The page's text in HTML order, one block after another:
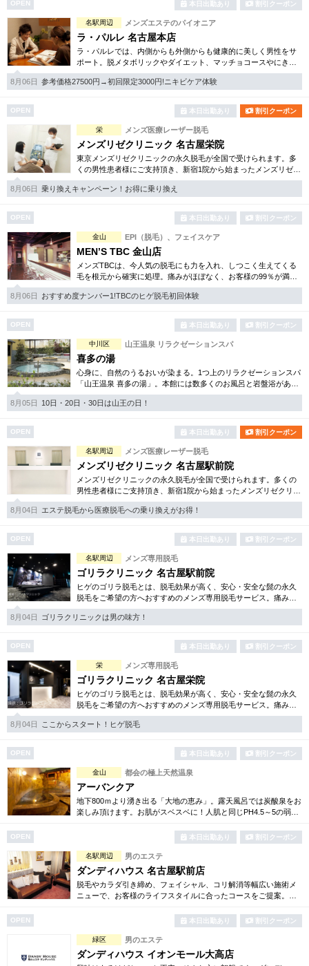
OPEN 本日出勤あり 割引クーポン
名駅周辺 メンズエステのパイオニア
ラ・パルレ 名古屋本店
ラ・パルレでは、内側からも外側からも健康的に美しく男性をサ
ポート。脱メタボリックやダイエット、マッチョコースやにきび
内外コース、アロマトリートメント等多彩なメニューをご用意。
お得な体験コースも多数！
8月06日 参考価格27500円→初回限定3000円!ニキビケア体験
OPEN 本日出勤あり 割引クーポン
栄 メンズ医療レーザー脱毛
メンズリゼクリニック 名古屋栄院
東京メンズリゼクリニックの永久脱毛が全国で受けられます。多
くの男性患者様にご支持頂き、新宿1院から始まったメンズリゼク
リニックが、現在では提携院含め全国10院を展開するクリニック
になりました。
8月06日 乗り換えキャンペーン！お得に乗り換え
OPEN 本日出勤あり 割引クーポン
金山 EPI（脱毛）、フェイスケア
MEN’S TBC 金山店
メンズTBCは、今人気の脱毛にも力を入れ、しつこく生えてくる
毛を根元から確実に処理。痛みがほぼなく、お客様の99％が満足
されています。脱毛他、フェイシャルケアや引き締め等お得な体
験コースも各種ご用意。
8月06日 おすすめ度ナンバー1!TBCのヒゲ脱毛初回体験
OPEN 本日出勤あり 割引クーポン
中川区 山王温泉 リラクゼーションスパ
喜多の湯
心身に、自然のうるおいが染まる。1つ上のリラクゼーションスパ
「山王温泉 喜多の湯」。本館には数多くのお風呂と岩盤浴があ
り、日常を忘れ癒しの空間を楽しんで頂けます。別館は美のフロ
アをご用意しております。
8月05日 10日・20日・30日は山王の日！
OPEN 本日出勤あり 割引クーポン
名駅周辺 メンズ医療レーザー脱毛
メンズリゼクリニック 名古屋駅前院
メンズリゼクリニックの永久脱毛が全国で受けられます。多くの
男性患者様にご支持頂き、新宿1院から始まったメンズリゼクリニ
ックが、現在では提携院含め全国10院を展開するクリニックにな
りました。
8月04日 エステ脱毛から医療脱毛への乗り換えがお得！
OPEN 本日出勤あり 割引クーポン
名駅周辺 メンズ専用脱毛
ゴリラクリニック 名古屋駅前院
ヒゲのゴリラ脱毛とは、脱毛効果が高く、安心・安全な髭の永久
脱毛をご希望の方へおすすめのメンズ専用脱毛サービス。痛みに
弱い方には医療用麻酔を3種ご用意、医療認可の脱毛機のみを使
用。スキンケアも万全です。
8月04日 ゴリラクリニックは男の味方！
OPEN 本日出勤あり 割引クーポン
栄 メンズ専用脱毛
ゴリラクリニック 名古屋栄院
ヒゲのゴリラ脱毛とは、脱毛効果が高く、安心・安全な髭の永久
脱毛をご希望の方へおすすめのメンズ専用脱毛サービス。痛みに
弱い方には医療用麻酔を3種ご用意、医療認可の脱毛機のみを使
用。スキンケアも万全です。
8月04日 ここからスタート！ヒゲ脱毛
OPEN 本日出勤あり 割引クーポン
金山 都会の極上天然温泉
アーバンクア
地下800ｍより湧き出る「大地の恵み」。露天風呂では炭酸泉をお
楽しみ頂けます。お肌がスベスベに！人肌と同じPH4.5～5の弱酸
OPEN 本日出勤あり 割引クーポン
名駅周辺 男のエステ
ダンディハウス 名古屋駅前店
脱毛やカラダ引き締め、フェイシャル、コリ解消等幅広い施術メ
ニューで、お客様のライフスタイルに合ったコースをご提案。各
OPEN 本日出勤あり 割引クーポン
緑区 男のエステ
ダンディハウス イオンモール大高店